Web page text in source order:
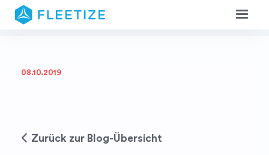
08.10.2019
Zurück zur Blog-Übersicht